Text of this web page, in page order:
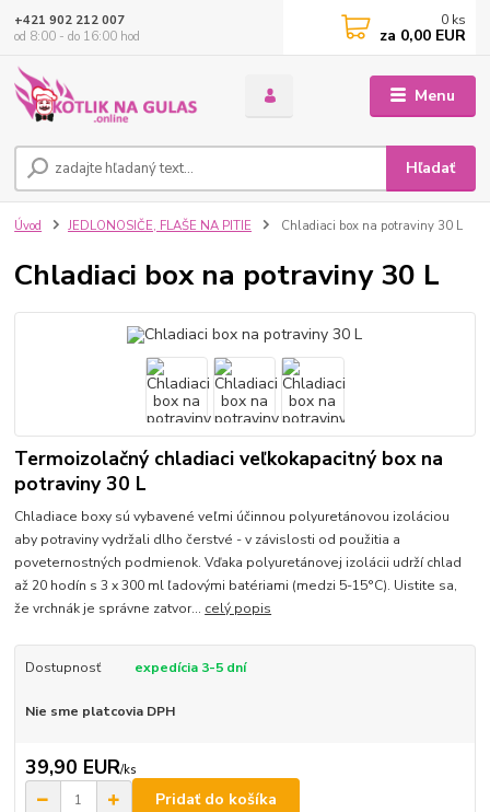
Menu
Hľadať
+421 902 212 007
od 8:00 - do 16:00 hod
0 ks
za 0,00 EUR
Úvod JEDLONOSIČE, FLAŠE NA PITIE Chladiaci box na potraviny 30 L
Chladiaci box na potraviny 30 L
Termoizolačný chladiaci veľkokapacitný box na
potraviny 30 L
Chladiace boxy sú vybavené veľmi účinnou polyuretánovou izoláciou
aby potraviny vydržali dlho čerstvé - v závislosti od použitia a
poveternostných podmienok. Vďaka polyuretánovej izolácii udrží chlad
až 20 hodín s 3 x 300 ml ľadovými batériami (medzi 5-15°C). Uistite sa,
že vrchnák je správne zatvor... celý popis
Dostupnosť expedícia 3-5 dní
Nie sme platcovia DPH
39,90 EUR/ks
Pridať do košíka